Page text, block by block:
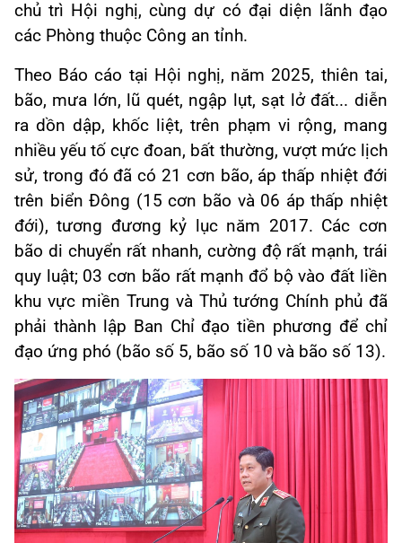
chủ trì Hội nghị, cùng dự có đại diện lãnh đạo
các Phòng thuộc Công an tỉnh.
Theo Báo cáo tại Hội nghị, năm 2025, thiên tai,
bão, mưa lớn, lũ quét, ngập lụt, sạt lở đất... diễn
ra dồn dập, khốc liệt, trên phạm vi rộng, mang
nhiều yếu tố cực đoan, bất thường, vượt mức lịch
sử, trong đó đã có 21 cơn bão, áp thấp nhiệt đới
trên biển Đông (15 cơn bão và 06 áp thấp nhiệt
đới), tương đương kỷ lục năm 2017. Các cơn
bão di chuyển rất nhanh, cường độ rất mạnh, trái
quy luật; 03 cơn bão rất mạnh đổ bộ vào đất liền
khu vực miền Trung và Thủ tướng Chính phủ đã
phải thành lập Ban Chỉ đạo tiền phương để chỉ
đạo ứng phó (bão số 5, bão số 10 và bão số 13).